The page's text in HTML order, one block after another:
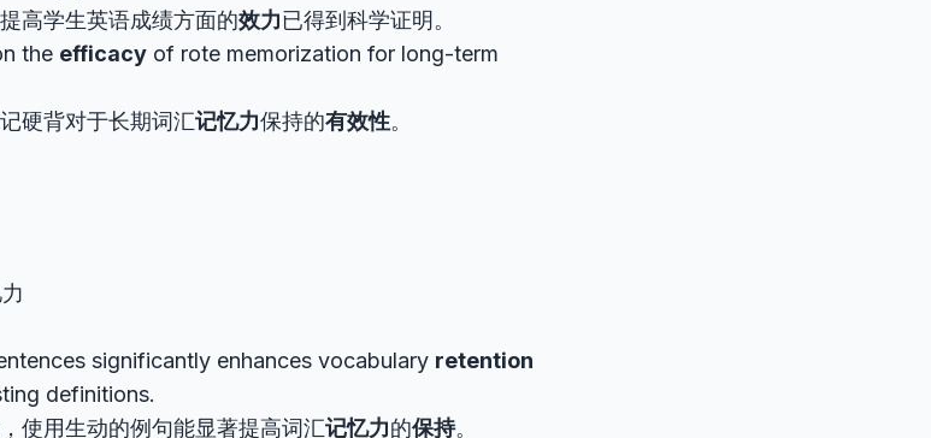
高学生英语成绩方面的效力已得到科学证明。
the efficacy of rote memorization for long-term
硬背对于长期词汇记忆力保持的有效性。
significantly enhances vocabulary retention
definitions.
使用生动的例句能显著提高词汇记忆力的保持。